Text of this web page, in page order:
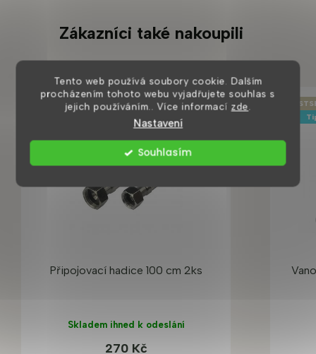
Tento web používá soubory cookie. Dalším
procházením tohoto webu vyjadřujete souhlas s
jejich používáním.. Více informací zde.
Nastavení
Souhlasím
Zákazníci také nakoupili
Připojovací hadice 100 cm 2ks
Skladem ihned k odeslání
270 Kč